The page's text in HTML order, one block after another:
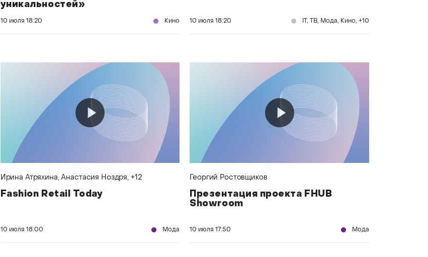
уникальностей»
10 июля 18:20 Кино 10 июля 18:20 IT, ТВ, Мода, Кино, +10
Ирина Атряхина, Анастасия Ноздря, +12
Fashion Retail Today
10 июля 18:00 Мода
Георгий Ростовщиков
Презентация проекта FHUB
Showroom
10 июля 17:50 Мода